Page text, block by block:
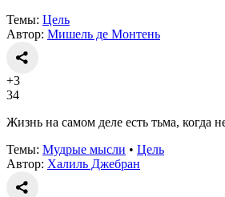
Темы: Цель
Автор: Мишель де Монтень
+3
34
Жизнь на самом деле есть тьма, когда
Темы: Мудрые мысли • Цель
Автор: Халиль Джебран